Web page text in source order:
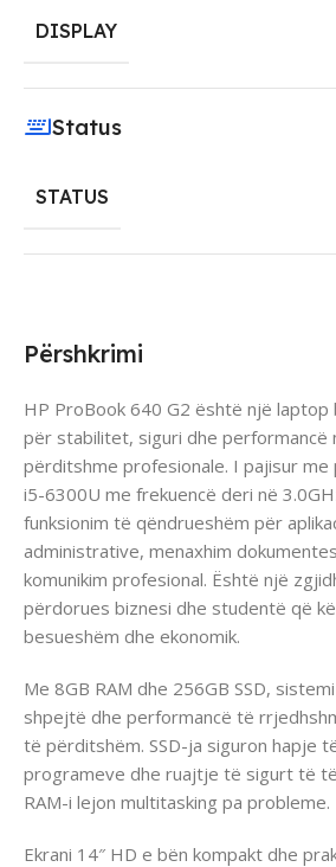
Përshkrimi
HP ProBook 640 G2 është një laptop
për stabilitet, siguri dhe performancë
përditshme profesionale. I pajisur
i5-6300U me frekuencë deri në
funksionim të qëndrueshëm për
administrative, menaxhim
komunikim profesional. Është një
përdorues biznesi dhe studentë që
besueshëm dhe ekonomik.
Me 8GB RAM dhe 256GB SSD,
shpejtë dhe performancë të
të përditshëm. SSD-ja siguron hapje
programeve dhe ruajtje të sigurt të
RAM-i lejon multitasking pa probleme.
Ekrani 14″ HD e bën kompakt dhe
DISPLAY
Status
STATUS